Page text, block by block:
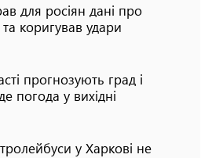
для росіян дані про
та коригував удари
прогнозують град і
погода у вихідні
у Харкові не